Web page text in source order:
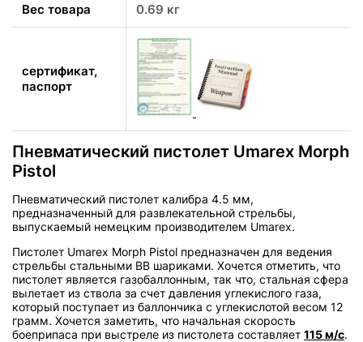
Вес товара 0.69 кг
сертификат,
паспорт
Пневматический пистолет Umarex Morph
Pistol
Пневматический пистолет калибра 4.5 мм,
предназначенный для развлекательной стрельбы,
выпускаемый немецким производителем Umarex.
Пистолет Umarex Morph Pistol предназначен для ведения
стрельбы стальными BB шариками. Хочется отметить, что
пистолет является газобаллонным, так что, стальная сфера
вылетает из ствола за счет давления углекислого газа,
который поступает из баллончика с углекислотой весом 12
грамм. Хочется заметить, что начальная скорость
боеприпаса при выстреле из пистолета составляет 115 м/с.